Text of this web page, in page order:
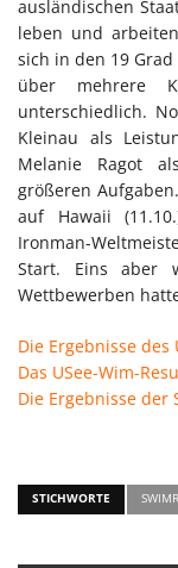
ausländischen
leben und
sich in den 19
über mehrere
unterschiedlich.
Kleinau als
Melanie Ragot
größeren
auf Hawaii
Ironman-
Start. Eins aber
Wettbewerben
Die Ergebnisse
Das USee-Wim-
Die Ergebnisse der
STICHWORTE